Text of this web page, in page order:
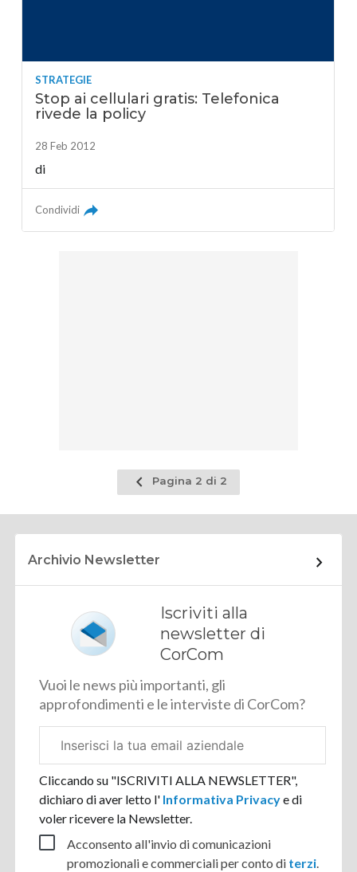
STRATEGIE
Stop ai cellulari gratis: Telefonica
rivede la policy
28 Feb 2012
di
Condividi
Pagina
precedente
Pagina 2 di 2
Archivio Newsletter
Iscriviti alla
newsletter di
CorCom
Vuoi le news più importanti, gli
approfondimenti e le interviste di CorCom?
aziendale
Cliccando su "ISCRIVITI ALLA NEWSLETTER",
dichiaro di aver letto l' Informativa Privacye di
voler ricevere la Newsletter.
Acconsento all'invio di comunicazioni
promozionali e commerciali per conto di terzi.